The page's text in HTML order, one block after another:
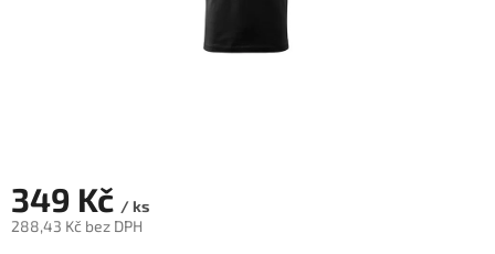
349 Kč / ks
288,43 Kč bez DPH